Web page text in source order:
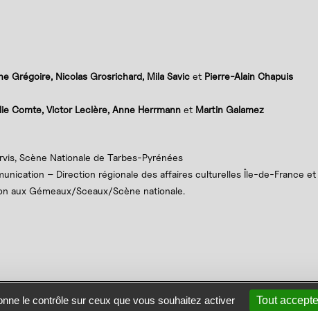
le contrôle sur ceux que vous souhaitez activer Tout
Grégoire, Nicolas Grosrichard, Mila Savic et Pierre-Alain Chapuis
Comte, Victor Leclère, Anne Herrmann et Martin Galamez
Scène Nationale de Tarbes-Pyrénées
– Direction régionale des affaires culturelles Île-de-France
aux Gémeaux/Sceaux/Scène nationale.
site Se connecter Contact